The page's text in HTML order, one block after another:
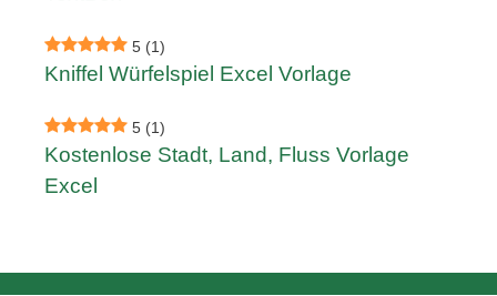
5 (1)
Kniffel Würfelspiel Excel Vorlage
5 (1)
Kostenlose Stadt, Land, Fluss Vorlage
Excel